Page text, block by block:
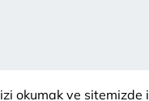
okumak ve